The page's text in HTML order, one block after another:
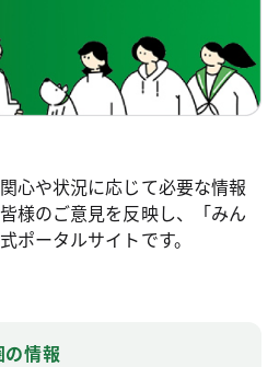
心や状況に応じて必要な情報
様のご意見を反映し、「みん
ポータルサイトです。
情報